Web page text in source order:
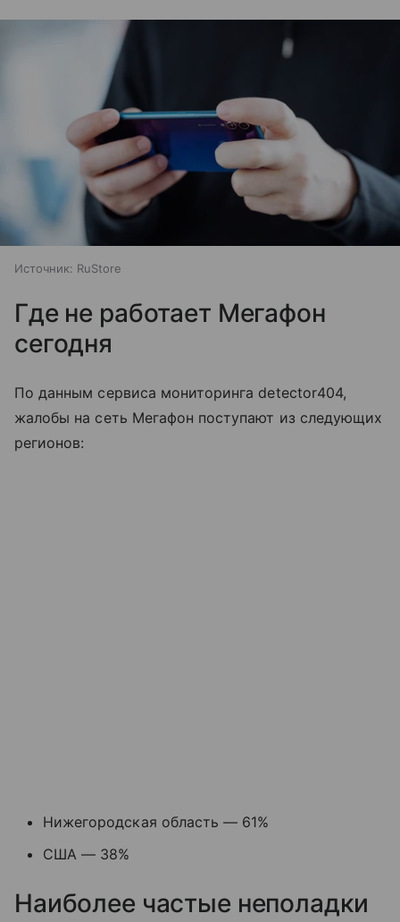
Источник: RuStore
Где не работает Мегафон
сегодня
По данным сервиса мониторинга detector404,
жалобы на сеть Мегафон поступают из следующих
регионов:
Нижегородская область — 61%
США — 38%
Наиболее частые неполадки